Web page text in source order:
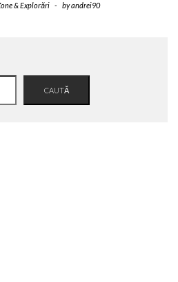
& Explorări - byandrei90
CAUTĂ